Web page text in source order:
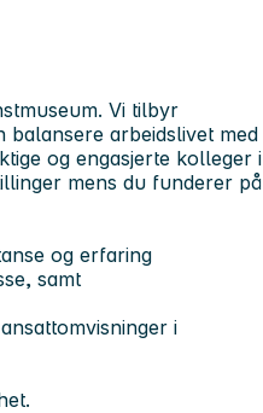
Vi tilbyr
balansere arbeidslivet med
og engasjerte kolleger i
mens du funderer på
og erfaring
samt
i